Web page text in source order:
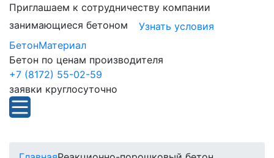
Приглашаем к сотрудничеству компании
занимающиеся бетоном
Узнать условия
БетонМатериал
Бетон по ценам производителя
+7 (8172) 55-02-59
заявки круглосуточно